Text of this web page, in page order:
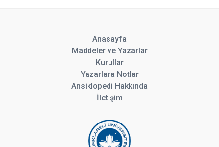
Anasayfa
Maddeler ve Yazarlar
Kurullar
Yazarlara Notlar
Ansiklopedi Hakkında
İletişim